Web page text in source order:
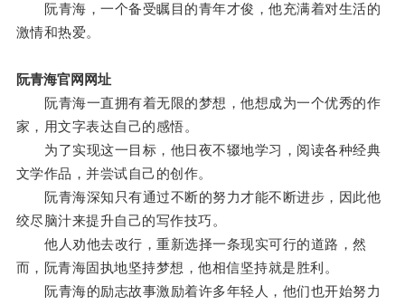
阮青海，一个备受瞩目的青年才俊，他充满着对生活的
激情和热爱。
阮青海官网网址
阮青海一直拥有着无限的梦想，他想成为一个优秀的作
家，用文字表达自己的感悟。
为了实现这一目标，他日夜不辍地学习，阅读各种经典
文学作品，并尝试自己的创作。
阮青海深知只有通过不断的努力才能不断进步，因此他
绞尽脑汁来提升自己的写作技巧。
他人劝他去改行，重新选择一条现实可行的道路，然
而，阮青海固执地坚持梦想，他相信坚持就是胜利。
阮青海的励志故事激励着许多年轻人，他们也开始努力